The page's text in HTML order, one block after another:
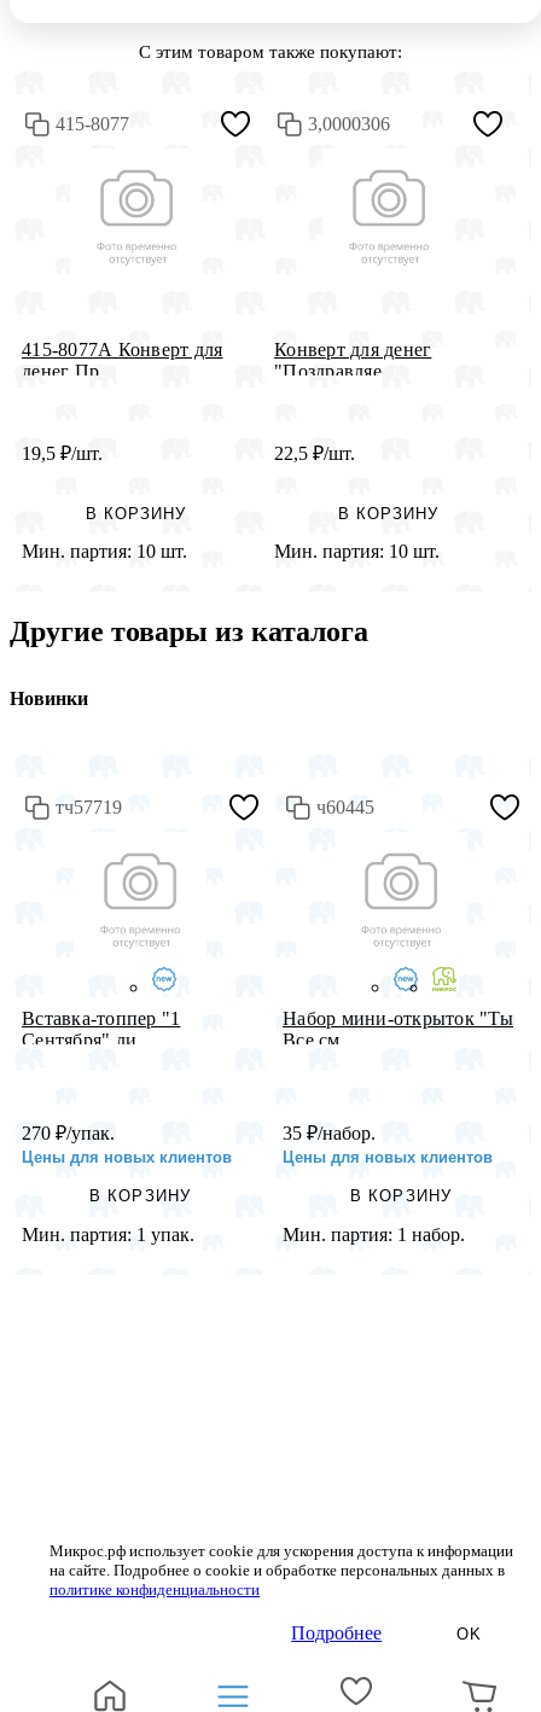
С этим товаром также покупают:
415-8077
415-8077А Конверт для
денег Пр...
19,5 ₽/шт.
В КОРЗИНУ
Мин. партия: 10 шт.
3,0000306
Конверт для денег
"Поздравляе...
22,5 ₽/шт.
В КОРЗИНУ
Мин. партия: 10 шт.
Другие товары из каталога
Новинки
тч57719
Вставка-топпер "1
Сентября" ли...
270 ₽/упак.
Цены для новых клиентов
В КОРЗИНУ
Мин. партия: 1 упак.
ч60445
Набор мини-открыток "Ты
Все см...
35 ₽/набор.
Цены для новых клиентов
В КОРЗИНУ
Мин. партия: 1 набор.
Микрос.рф использует cookie для ускорения доступа к информации
на сайте. Подробнее о cookie и обработке персональных данных в
политике конфиденциальности
Подробнее OK